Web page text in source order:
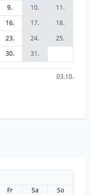
9. 10.
11.
16. 17.
18.
23. 24.
25.
30. 31.
03.10.
Fr Sa So